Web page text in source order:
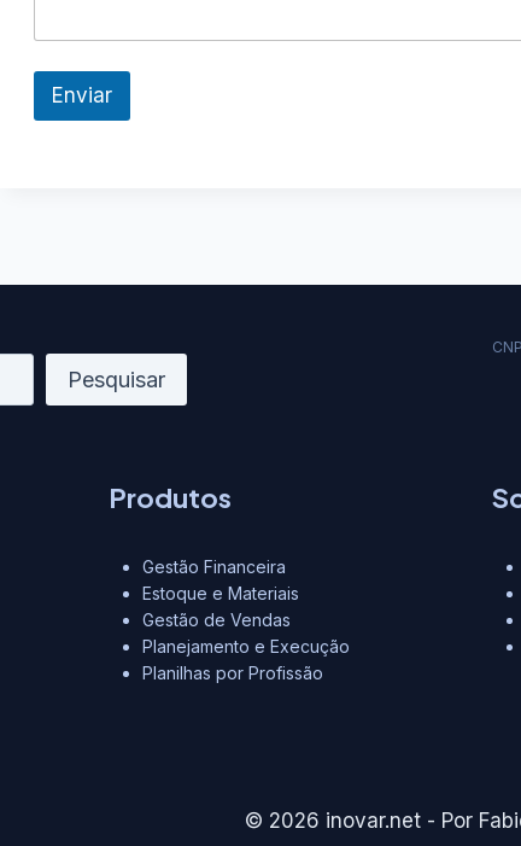
Enviar
Pesquisar
Produtos
Gestão Financeira
Estoque e Materiais
Gestão de Vendas
Planejamento e Execução
Planilhas por Profissão
© 2026 inovar.net - Por